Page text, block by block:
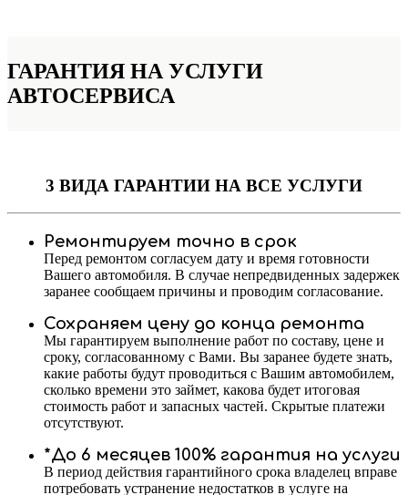
ГАРАНТИЯ НА УСЛУГИ
АВТОСЕРВИСА
3 ВИДА ГАРАНТИИ НА ВСЕ УСЛУГИ
Ремонтируем точно в срок
Перед ремонтом согласуем дату и время готовности
Вашего автомобиля. В случае непредвиденных задержек
заранее сообщаем причины и проводим согласование.
Сохраняем цену до конца ремонта
Мы гарантируем выполнение работ по составу, цене и
сроку, согласованному с Вами. Вы заранее будете знать,
какие работы будут проводиться с Вашим автомобилем,
сколько времени это займет, какова будет итоговая
стоимость работ и запасных частей. Скрытые платежи
отсутствуют.
*До 6 месяцев 100% гарантия на услуги
В период действия гарантийного срока владелец вправе
потребовать устранение недостатков в услуге на